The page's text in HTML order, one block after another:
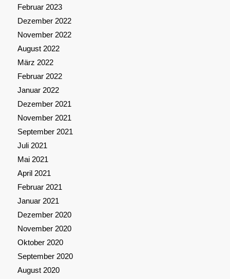
Februar 2023
Dezember 2022
November 2022
August 2022
März 2022
Februar 2022
Januar 2022
Dezember 2021
November 2021
September 2021
Juli 2021
Mai 2021
April 2021
Februar 2021
Januar 2021
Dezember 2020
November 2020
Oktober 2020
September 2020
August 2020